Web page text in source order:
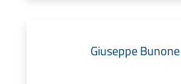
Giuseppe Bunone